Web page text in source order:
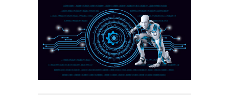
Razvoj asortimanskog pravca MINI-
PLC AKYTEC
AUKOM: Svetski standard metrologije
dostupan u Srbiji
MOTOMAN – NEXT-Robotika vođena
veštačkom inteligencijom
I.SAFE MOBILE revolucioniše